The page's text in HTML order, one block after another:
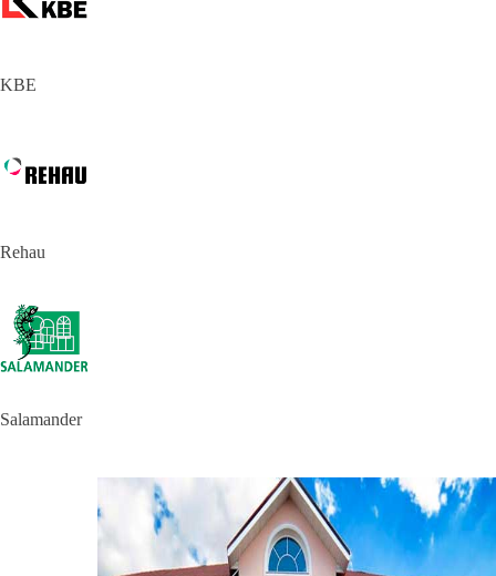
KBE
Rehau
Salamander